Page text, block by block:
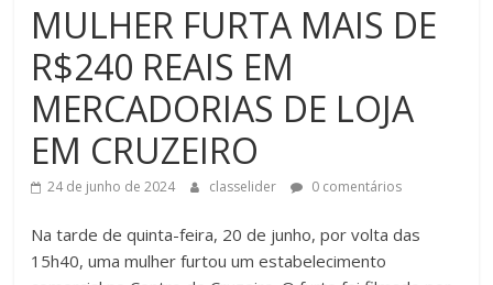
MULHER FURTA MAIS DE
R$240 REAIS EM
MERCADORIAS DE LOJA
EM CRUZEIRO
24 de junho de 2024 classelider 0 comentários
Na tarde de quinta-feira, 20 de junho, por volta das
15h40, uma mulher furtou um estabelecimento